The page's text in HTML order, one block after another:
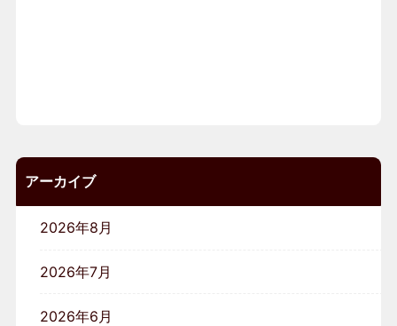
アーカイブ
2026年8月
2026年7月
2026年6月